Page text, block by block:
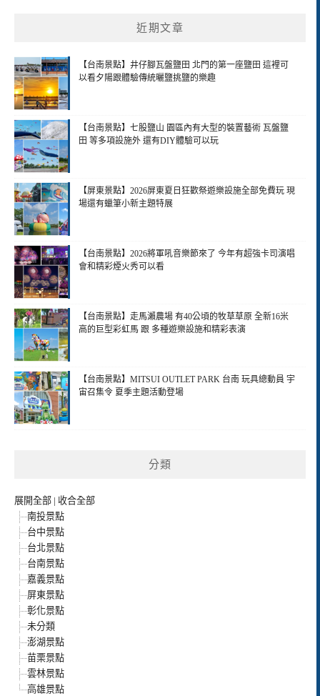
近期文章
【台南景點】井仔腳瓦盤鹽田 北門的第一座鹽田 這裡可
以看夕陽跟體驗傳統曬鹽挑鹽的樂趣
【台南景點】七股鹽山 園區內有大型的裝置藝術 瓦盤鹽
田 等多項設施外 還有DIY體驗可以玩
【屏東景點】2026屏東夏日狂歡祭遊樂設施全部免費玩 現
場還有蠟筆小新主題特展
【台南景點】2026將軍吼音樂節來了 今年有超強卡司演唱
會和精彩煙火秀可以看
【台南景點】走馬瀨農場 有40公頃的牧草草原 全新16米
高的巨型彩虹馬 跟 多種遊樂設施和精彩表演
【台南景點】MITSUI OUTLET PARK 台南 玩具總動員 宇
宙召集令 夏季主題活動登場
分類
展開全部 | 收合全部
南投景點
台中景點
台北景點
台南景點
嘉義景點
屏東景點
彰化景點
未分類
澎湖景點
苗栗景點
雲林景點
高雄景點